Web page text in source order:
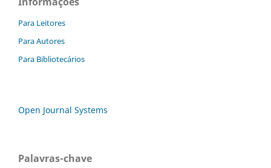
Para Leitores
Para Autores
Para Bibliotecários
Open Journal Systems
Palavras-chave